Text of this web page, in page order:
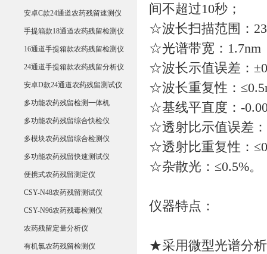
安卓C款24通道农药残留速测仪
手提箱款18通道农药残留检测仪
16通道手提箱款农药残留检测仪
24通道手提箱款农药残留分析仪
安卓D款24通道农药残留测试仪
多功能农药残留检测一体机
多功能农药残留综合快检仪
多模块农药残留综合检测仪
多功能农药残留快速测试仪
便携式农药残留测定仪
CSY-N48农药残留测试仪
CSY-N96农药残毒检测仪
农药残留定量分析仪
有机氯农药残留检测仪
间不超过10秒；
☆波长扫描范围：
☆光谱带宽：1.7nm
☆波长示值误差：
☆波长重复性：
☆基线平直度：-
☆透射比示值误差：
☆透射比重复性：
☆杂散光：≤0.5%。
仪器特点：
★采用微型光谱分